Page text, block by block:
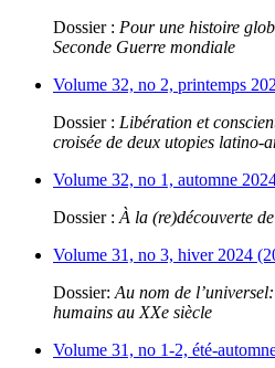
Dossier : Pour une histoire
Seconde Guerre mondiale
Volume 32, no 2, printemps
Dossier : Libération et
croisée de deux utopies latino-
Volume 32, no 1, automne
Dossier : À la (re)découverte
Volume 31, no 3, hiver 2024
Dossier: Au nom de
humains au XXe siècle
Volume 31, no 1-2, été-